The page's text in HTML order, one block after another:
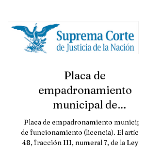
Placa de
empadronamiento
municipal de
funcionamiento (licencia).
SCJN
Placa de empadronamiento municipal
de funcionamiento (licencia). El artículo
48, fracción III, numeral 7, de la Ley de